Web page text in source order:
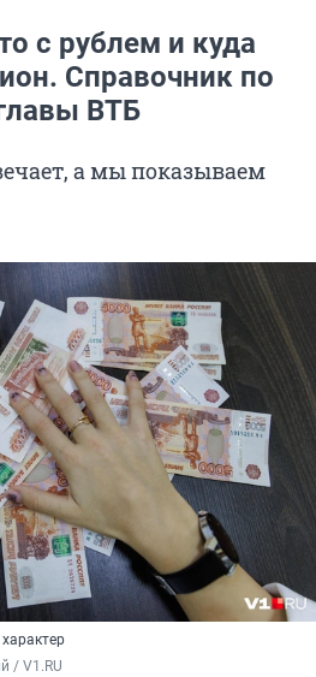
с рублем и куда
Справочник по
ВТБ
а мы показываем
/ V1.RU